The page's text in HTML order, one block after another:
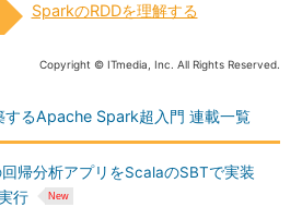
SparkのRDDを理解する
Copyright © ITmedia, Inc. All Rights Reserved.
るApache Spark超入門 連載一覧
帰分析アプリをScalaのSBTで実装
行